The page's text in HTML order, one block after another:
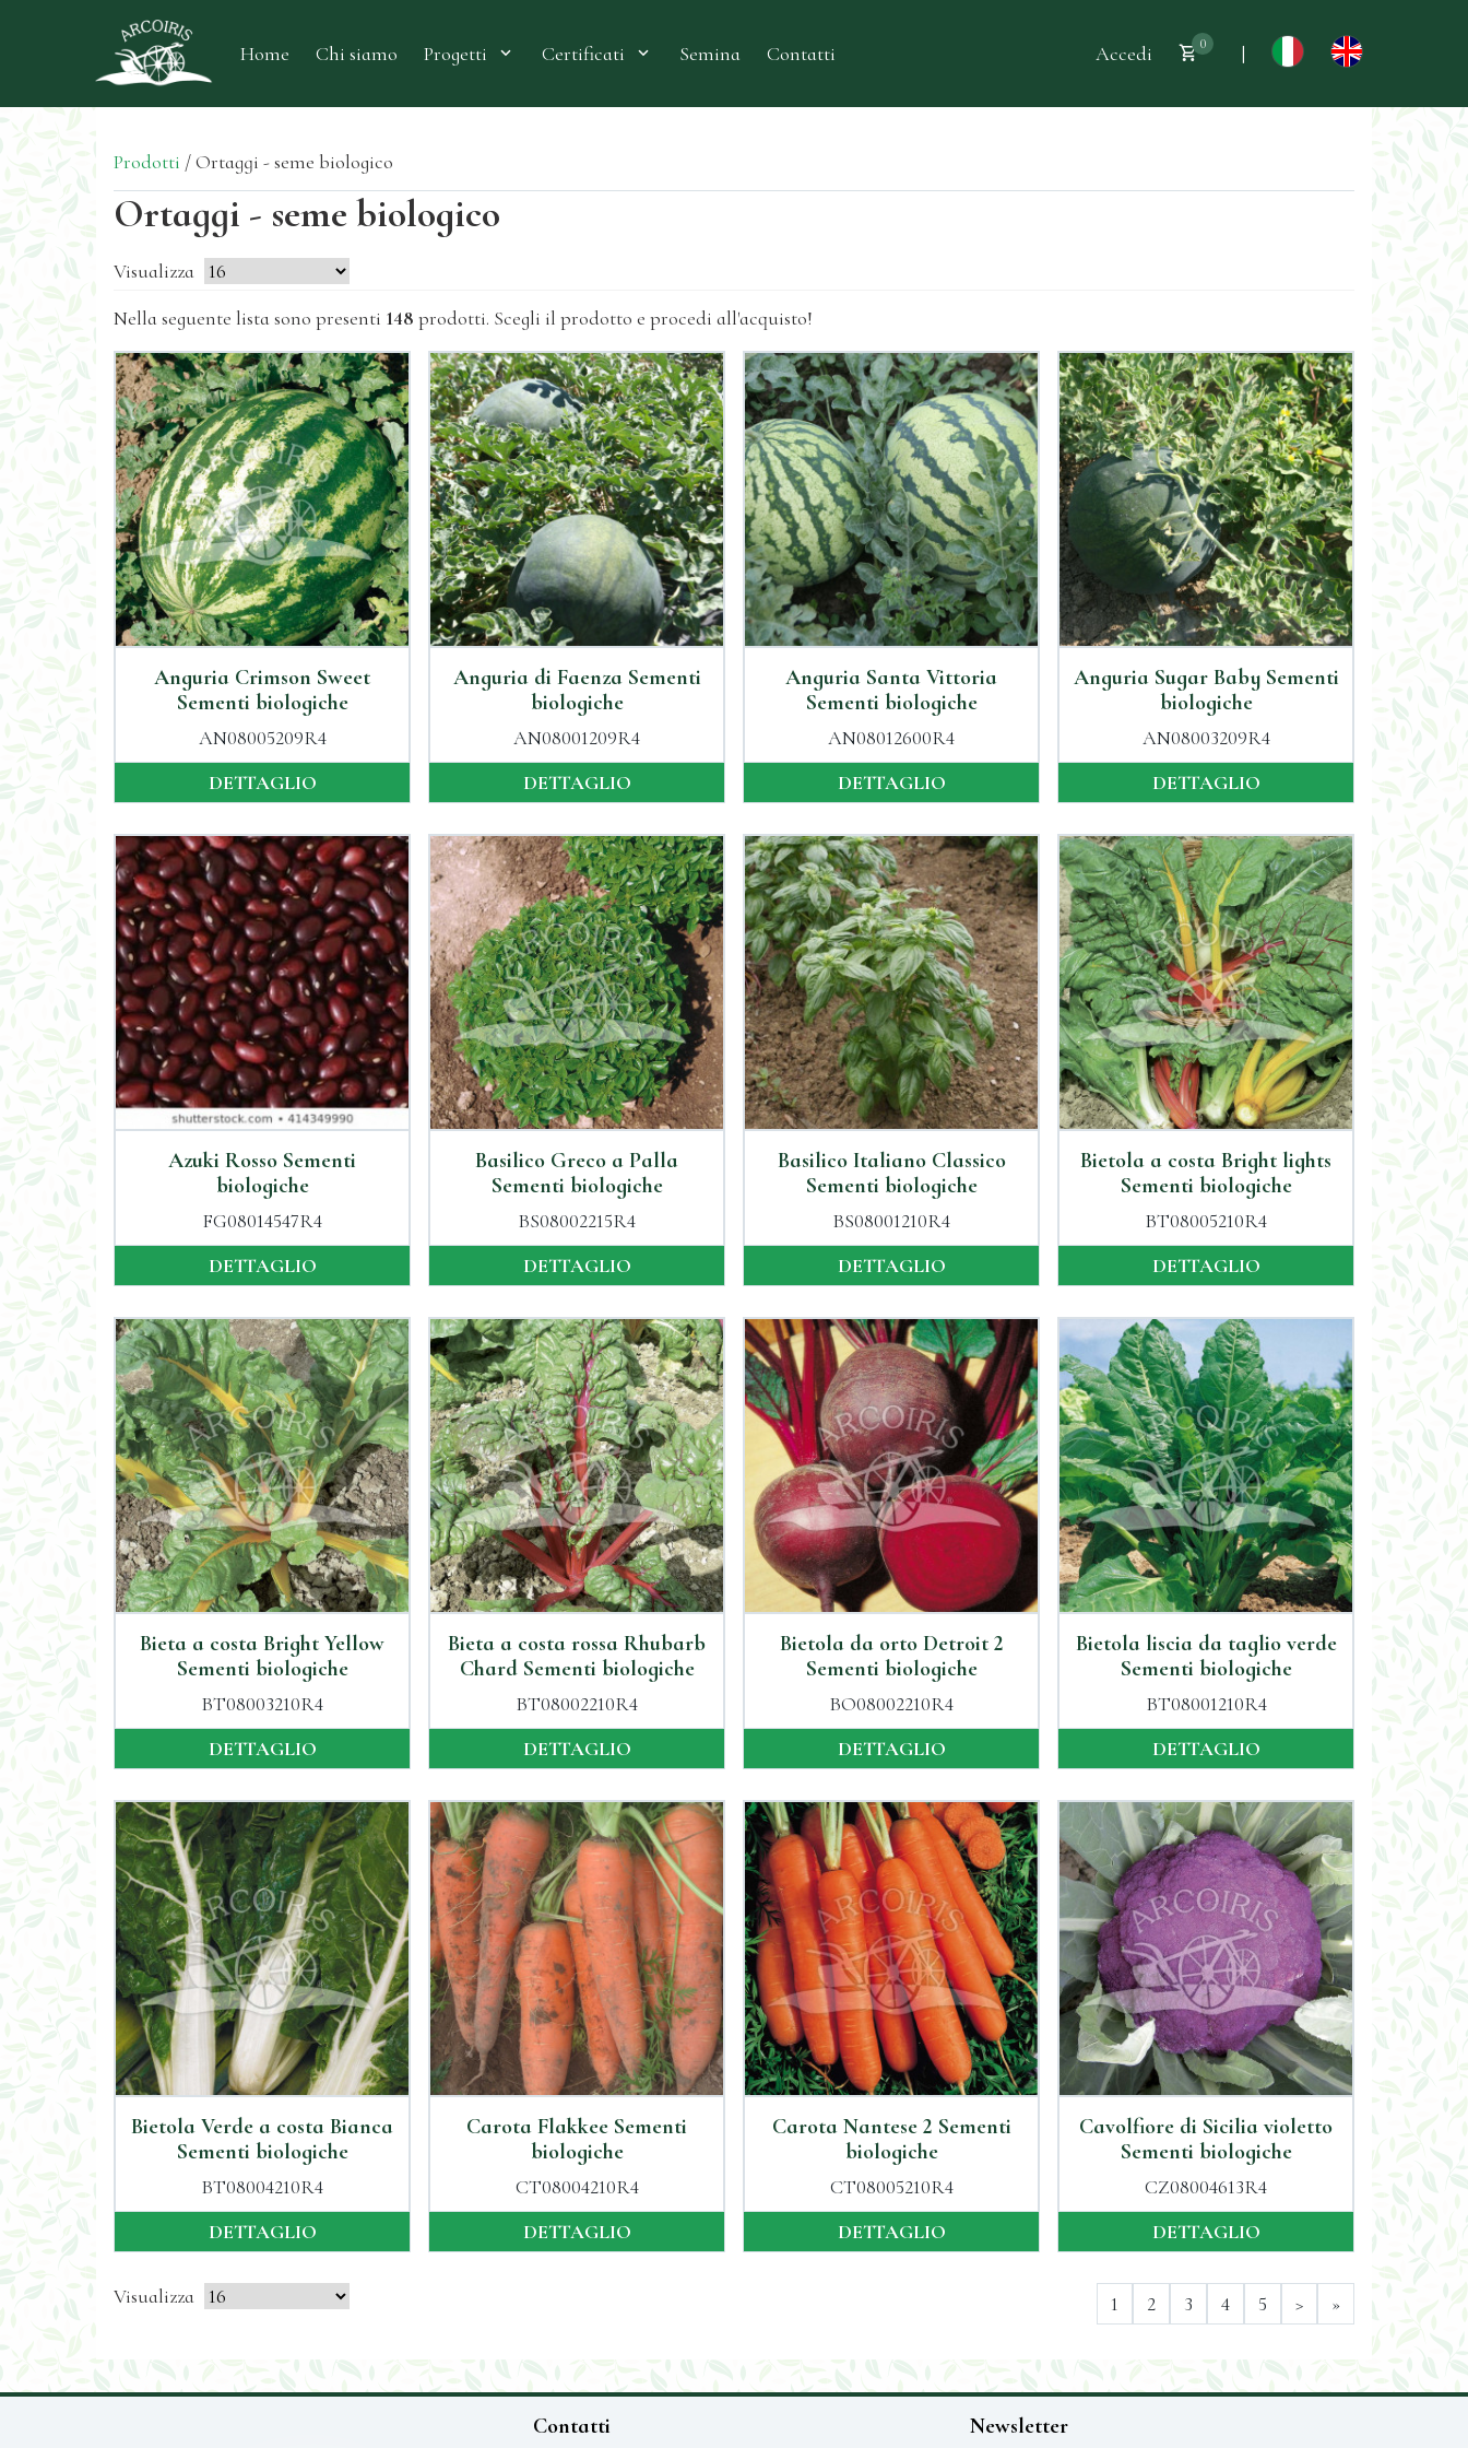
Home Chi siamo Progetti Certificati Semina Contatti Accedi 0 |
Prodotti /Ortaggi - seme biologico
Ortaggi - seme biologico
Visualizza
Nella seguente lista sono presenti 148 prodotti. Scegli il prodotto e procedi all'acquisto!
Anguria Crimson Sweet
Sementi biologiche
AN08005209R4
DETTAGLIO
Anguria di Faenza Sementi
biologiche
AN08001209R4
DETTAGLIO
Anguria Santa Vittoria
Sementi biologiche
AN08012600R4
DETTAGLIO
Anguria Sugar Baby Sementi
biologiche
AN08003209R4
DETTAGLIO
Azuki Rosso Sementi
biologiche
FG08014547R4
DETTAGLIO
Basilico Greco a Palla
Sementi biologiche
BS08002215R4
DETTAGLIO
Basilico Italiano Classico
Sementi biologiche
BS08001210R4
DETTAGLIO
Bietola a costa Bright lights
Sementi biologiche
BT08005210R4
DETTAGLIO
Bieta a costa Bright Yellow
Sementi biologiche
BT08003210R4
DETTAGLIO
Bieta a costa rossa Rhubarb
Chard Sementi biologiche
BT08002210R4
DETTAGLIO
Bietola da orto Detroit 2
Sementi biologiche
BO08002210R4
DETTAGLIO
Bietola liscia da taglio verde
Sementi biologiche
BT08001210R4
DETTAGLIO
Bietola Verde a costa Bianca
Sementi biologiche
BT08004210R4
DETTAGLIO
Carota Flakkee Sementi
biologiche
CT08004210R4
DETTAGLIO
Carota Nantese 2 Sementi
biologiche
CT08005210R4
DETTAGLIO
Cavolfiore di Sicilia violetto
Sementi biologiche
CZ08004613R4
DETTAGLIO
Visualizza 1 2 3 4 5 > »
Contatti Newsletter